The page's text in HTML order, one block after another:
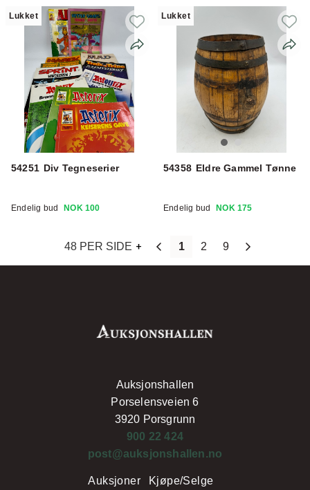
Lukket
54251 Div Tegneserier
Endelig bud NOK 100
Lukket
54358 Eldre Gammel Tønne
Endelig bud NOK 175
48 PER SIDE 1 2 9
Auksjonshallen
Porselensveien 6
3920 Porsgrunn
900 22 424
post@auksjonshallen.no
Auksjoner Kjøpe/Selge